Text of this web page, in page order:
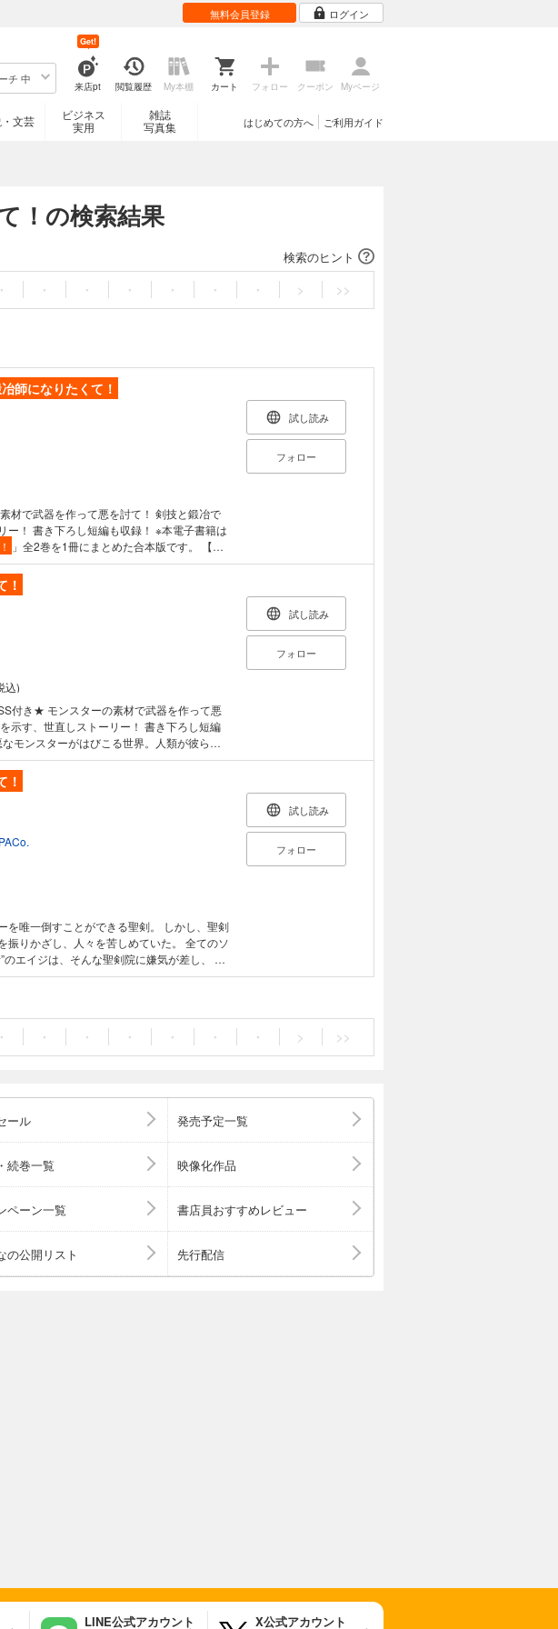
無料会員登録 ログイン
チ 中
来店pt
Get!
閲覧履歴 My本棚 カート フォロー クーポン Myページ
文芸
ビジネス
実用
雑誌
写真集
ご利用ガイド
はじめての方へ
！の検索結果
検索のヒント
・ ・ ・ ・ ・ ・ ・ > >>
師になりたくて！
材で武器を作って悪を討て！ 剣技と鍛冶で
下ろし短編も収録！ ※本電子書籍は
」全2巻を1冊にまとめた合本版です。 【あ
剣のみ。青年エイジは人々を守りたい一心
級の使い手「覇勇者」として任命される。
の闇に――既得権益に必死にしがみつく連中
ジは、その場で覇勇者を辞退して姿を消し
び現れたのは何とドワーフの鉱山！ その目
弟子入りし、自ら「聖剣を超える剣」を作
を作り既得権益を斬り捨てる、反逆のブラッ
HJ文庫）でデビュー。 現在は「小説家にな
異世界で土地を買って農場を作ろう」（オー
雇された暗黒兵士(30代)のスローなセカンド
。
試し読み
フォロー
！
込)
付き★ モンスターの素材で武器を作って悪
示す、世直しストーリー！ 書き下ろし短編
剣神より賜った聖剣のみ。青年エイジは人々
乗り越え、最上級の使い手「覇勇者」とし
しきった聖剣院の闇に――既得権益に必死に
を抱いていたエイジは、その場で覇勇者を辞
は経ち、彼が再び現れたのは何とドワーフの
熟練の鍛冶師に弟子入りし、自ら「聖剣を
った！ ――魔剣を作り既得権益を斬り捨て
ついて ●岡沢六十四 作
みれで大勝利!!」（HJ文庫）でデビュー。 現
筆中。 近作は「異世界で土地を買って農場
ノベルス）。
試し読み
フォロー
！
を唯一倒すことができる聖剣。 しかし、聖剣
振りかざし、人々を苦しめていた。 全てのソ
のエイジは、そんな聖剣院に嫌気が差し、 あ
の所持権利を放棄する。 「鍛冶師になりま
試し読み
フォロー
・ ・ ・ ・ ・ ・ ・ > >>
ール 発売予定一覧
続巻一覧 映像化作品
ペーン一覧 書店員おすすめレビュー
の公開リスト 先行配信
LINE公式アカウント X公式アカウント